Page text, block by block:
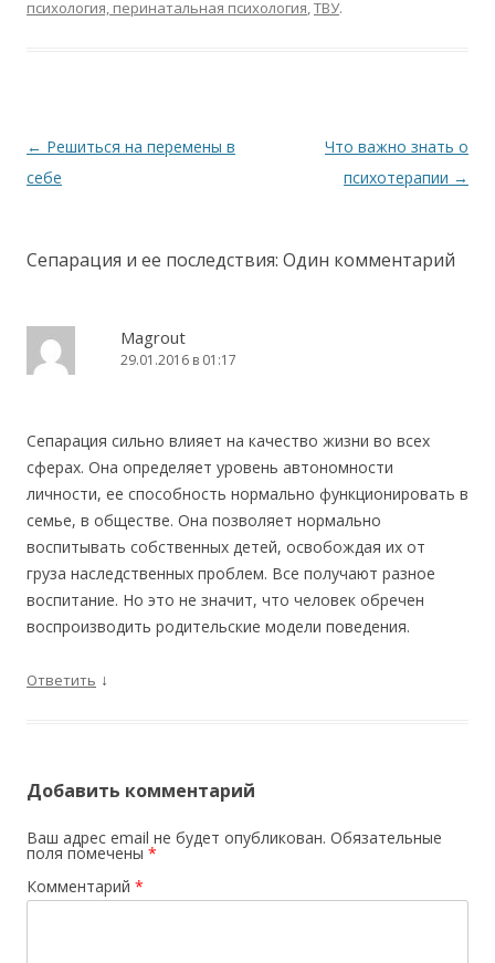
психология, перинатальная психология,ТВУ.
Навигация по записям
← Решиться на перемены в
себе
Что важно знать о
психотерапии →
Сепарация и ее последствия: Один комментарий
Magrout
29.01.2016 в 01:17
Сепарация сильно влияет на качество жизни во всех
сферах. Она определяет уровень автономности
личности, ее способность нормально функционировать в
семье, в обществе. Она позволяет нормально
воспитывать собственных детей, освобождая их от
груза наследственных проблем. Все получают разное
воспитание. Но это не значит, что человек обречен
воспроизводить родительские модели поведения.
Ответить ↓
Добавить комментарий
Ваш адрес email не будет опубликован. Обязательные
поля помечены *
Комментарий *